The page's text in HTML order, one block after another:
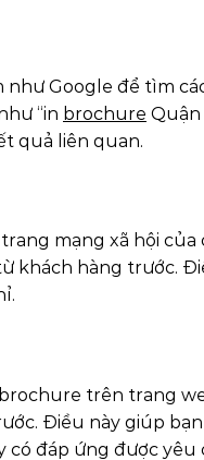
Google để tìm
“in brochure Quận
quả liên quan.
mạng xã hội
khách hàng trước.
trên trang
Điều này giúp
có đáp ứng được yêu